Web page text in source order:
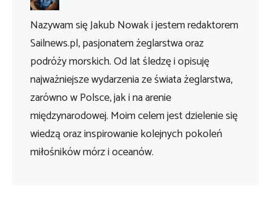
Nazywam się Jakub Nowak i jestem redaktorem
Sailnews.pl, pasjonatem żeglarstwa oraz
podróży morskich. Od lat śledzę i opisuję
najważniejsze wydarzenia ze świata żeglarstwa,
zarówno w Polsce, jak i na arenie
międzynarodowej. Moim celem jest dzielenie się
wiedzą oraz inspirowanie kolejnych pokoleń
miłośników mórz i oceanów.